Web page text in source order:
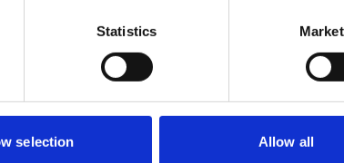
Statistics
selection Allow all
probleem binnen de werkomgeving. Het eerder